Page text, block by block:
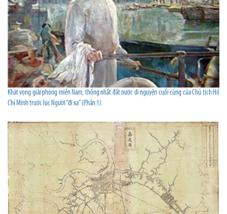
Khát vọng giải phóng miền Nam, thống nhất đất nước di nguyện cuối cùng của Chủ tịch Hồ
Chí Minh trước lúc Người “đi xa” (Phần 1)